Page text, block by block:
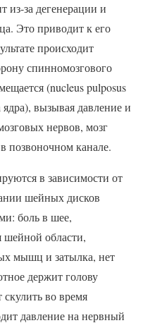
из-за дегенерации и
Это приводит к его
происходит
спинномозгового
(nucleus pulposus
вызывая давление и
нервов, мозг
позвоночном канале.
в зависимости от
шейных дисков
боль в шее,
области,
мышц и затылка, нет
держит голову
во время
давление на нервный